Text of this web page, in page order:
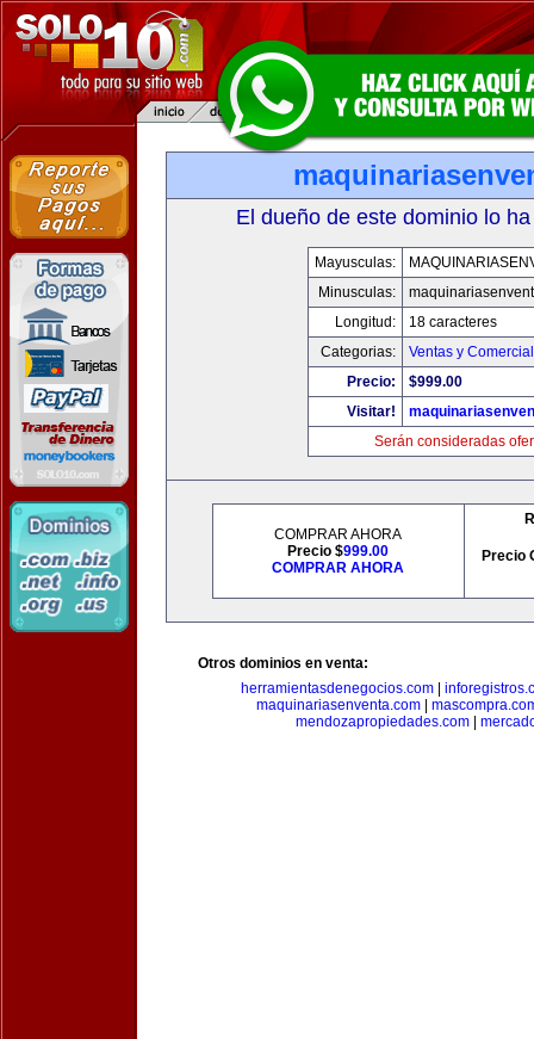
El dueño de este dominio lo
Mayusculas:
Minusculas:
Longitud:
18 caracteres
Categorias:
Ventas y
Precio:
$999.00
Visitar!
Serán consideradas
COMPRAR AHORA
Precio $999.00
COMPRAR AHORA
Precio
Otros dominios en venta:
herramientasdenegocios.com|
maquinariasenventa.com|
mendozapropiedades.com|